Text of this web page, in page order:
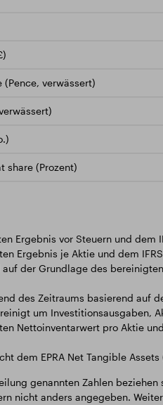
verwässert)
share (Prozent)
Ergebnis vor Steuern und
Ergebnis je Aktie und dem
der Grundlage des
des Zeitraums basierend auf
um Investitionsausgaben,
Nettoinventarwert pro Aktie
dem EPRA Net Tangible
genannten Zahlen
nicht anders angegeben.